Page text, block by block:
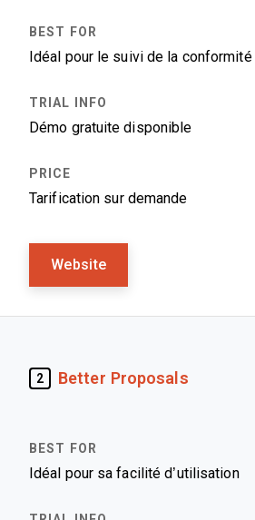
Idéal pour le suivi de la conformité
Démo gratuite disponible
Tarification sur demande
Website
2 Better Proposals
Idéal pour sa facilité d’utilisation